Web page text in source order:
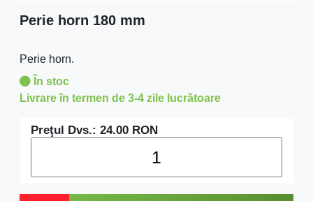
Perie horn 180 mm
Perie horn.
În stoc
Livrare în termen de 3-4 zile lucrătoare
Preţul Dvs.: 24.00 RON